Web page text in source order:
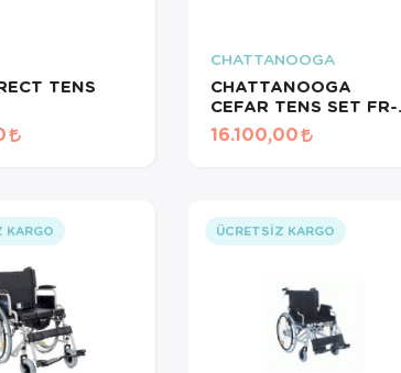
TENS
CHATTANOOGA
CHATTANOOGA
CEFAR TENS SET FR-
LP1 TENS CİHAZI
16.100,00
KARGO ÜCRETSIZ KARGO